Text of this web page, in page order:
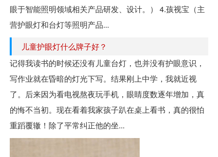
眼于智能照明领域相关产品研发、设计。） 4.孩视宝（主
营护眼灯和台灯等照明产品...
儿童护眼灯什么牌子好？
记得我读书的时候还没有儿童台灯，也并没有护眼意识，
写作业就在昏暗的灯光下写。结果刚上中学，我就近视
了。后来因为看电视熬夜玩手机，眼睛度数逐年增加，真
的悔不当初。现在看着我家孩子趴在桌上看书，真的很怕
重蹈覆辙！除了平常纠正他的坐...